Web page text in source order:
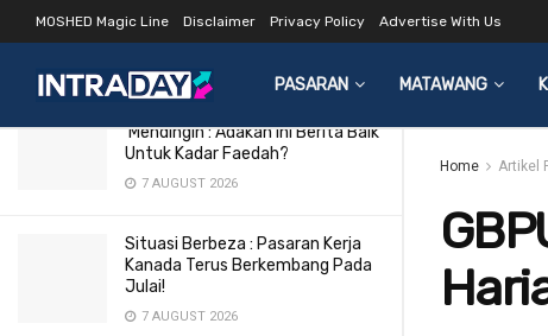
LATEST TRENDING Filter
‘Mendingin’: Adakah Ini Berita Baik
Untuk Kadar Faedah?
7 AUGUST 2026
Situasi Berbeza : Pasaran Kerja
Kanada Terus Berkembang Pada
Julai!
7 AUGUST 2026
MOSHED Magic Line Disclaimer Privacy Policy Advertise With Us
PASARAN MATAWANG
Home Artikel